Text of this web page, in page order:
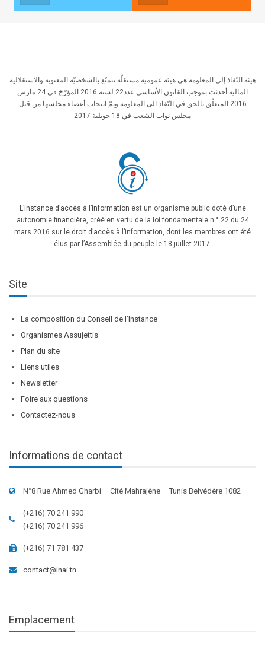
هيئة النّفاذ إلى المعلومة هي هيئة عمومية مستقلّة تتمتّع بالشخصيّة المعنوية والاستقلالية
المالية أحدثت بموجب القانون الأساسي عدد22 لسنة 2016 المؤرّخ في 24 مارس
2016 المتعلّق بالحق في النّفاذ الى المعلومة وتمّ انتخاب أعضاء مجلسها من قبل
مجلس نواب الشعب في 18 جويلية 2017
L’instance d’accès à l’information est un organisme public doté d’une
autonomie financière, créé en vertu de la loi fondamentale n ° 22 du 24
mars 2016 sur le droit d’accès à l’information, dont les membres ont été
élus par l’Assemblée du peuple le 18 juillet 2017.
Site
La composition du Conseil de l’Instance
Organismes Assujettis
Plan du site
Liens utiles
Newsletter
Foire aux questions
Contactez-nous
Informations de contact
N°8 Rue Ahmed Gharbi – Cité Mahrajène – Tunis Belvédère 1082
(+216) 70 241 990
(+216) 70 241 996
(+216) 71 781 437
contact@inai.tn
Emplacement